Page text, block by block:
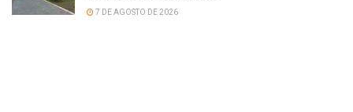
7 DE AGOSTO DE 2026